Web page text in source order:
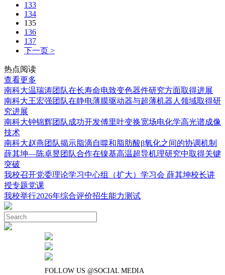
133
134
135
136
137
下一页 >
热点阅读
查看更多
南科大温瑞涛团队在长寿命电致变色器件研究方面取得进展
南科大王宏强团队在静电薄膜驱动器与超薄机器人领域取得研
究进展
南科大钟锦辉团队成功开发傅里叶变换宽场电化学高光谱成像
技术
南科大赵燕团队揭示脂滴自噬和脂肪酸β氧化之间的协调机制
薛其坤—陈卓昱团队合作在镍基高温超导机理研究中取得关键
突破
我校召开党委理论学习中心组（扩大）学习会 薛其坤校长讲
授专题党课
我校举行2026年综合评价招生能力测试
FOLLOW US @SOCIAL MEDIA